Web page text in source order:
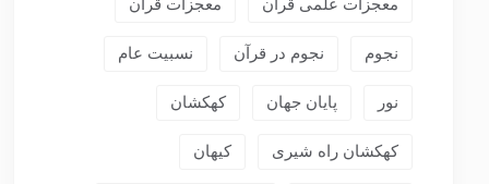
معجزات علمی قرآن معجزات قرآن
نجوم نجوم در قرآن نسبیت عام
نور پایان جهان کهکشان
کهکشان راه شیری کیهان